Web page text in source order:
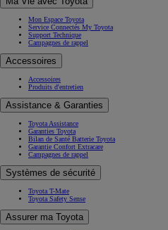
Mon Espace Toyota
Service Connectés My Toyota
Support Technique
Campagnes de rappel
Accessoires
Accessoires
Produits d'entretien
Assistance & Garanties
Toyota Assistance
Garanties Toyota
Bilan de Santé Batterie Toyota
Garantie Confort Extracare
Campagnes de rappel
Systèmes de sécurité
Toyota T-Mate
Toyota Safety Sense
Assurer ma Toyota